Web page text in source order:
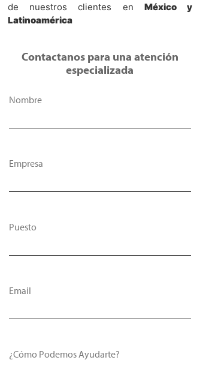
de nuestros clientes en México y
Latinoamérica
Contactanos para una atención
especializada
Nombre
Empresa
Puesto
Email
¿Cómo Podemos Ayudarte?